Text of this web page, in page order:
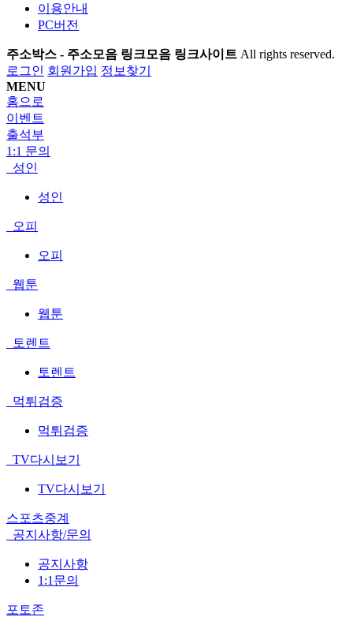
이용안내
PC버전
주소박스 - 주소모음 링크모음 링크사이트 All rights reserved.
로그인 회원가입 정보찾기
MENU
홈으로
이벤트
출석부
1:1 문의
성인
성인
오피
오피
웹툰
웹툰
토렌트
토렌트
먹튀검증
먹튀검증
TV다시보기
TV다시보기
스포츠중계
공지사항/문의
공지사항
1:1문의
포토존